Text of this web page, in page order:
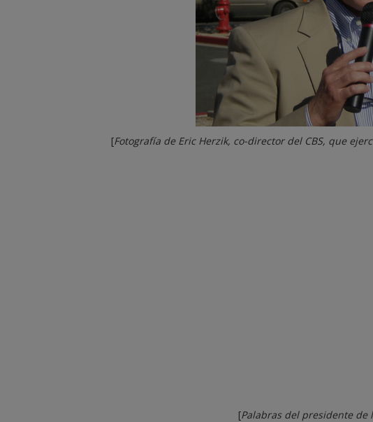
[Fotografía de Eric Herzik, co-director del CBS, que
[Palabras del presidente de